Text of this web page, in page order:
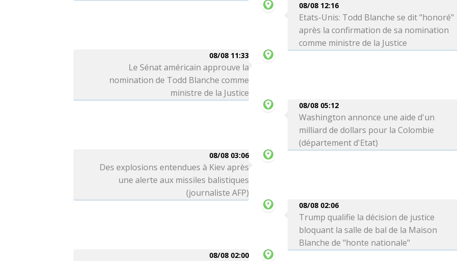
08/08 12:16
Etats-Unis: Todd Blanche se dit "honoré"
après la confirmation de sa nomination
comme ministre de la Justice
08/08 11:33
Le Sénat américain approuve la
nomination de Todd Blanche comme
ministre de la Justice
08/08 05:12
Washington annonce une aide d'un
milliard de dollars pour la Colombie
(département d'Etat)
08/08 03:06
Des explosions entendues à Kiev après
une alerte aux missiles balistiques
(journaliste AFP)
08/08 02:06
Trump qualifie la décision de justice
bloquant la salle de bal de la Maison
Blanche de "honte nationale"
08/08 02:00